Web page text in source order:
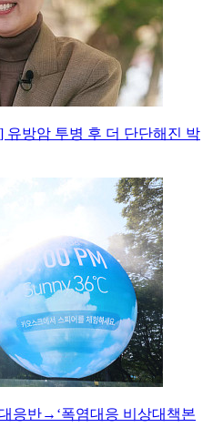
유방암 투병 후 더 단단해진 박
응반→‘폭염대응 비상대책본